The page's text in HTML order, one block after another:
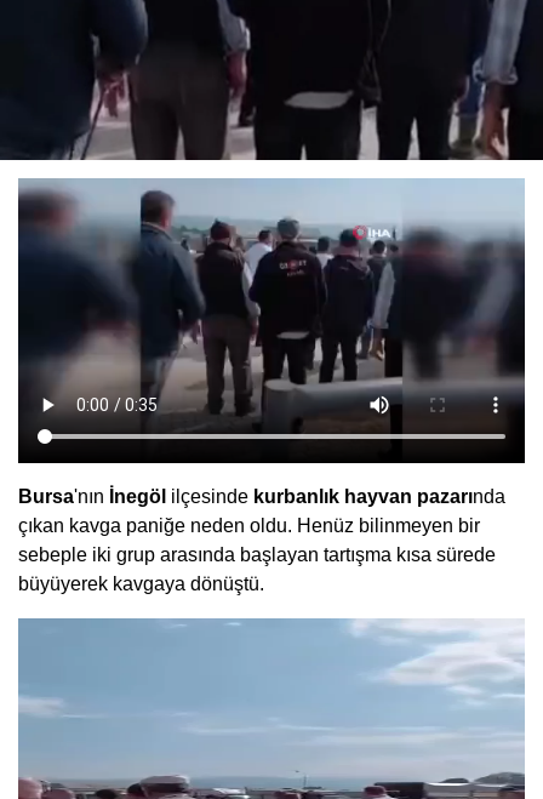
Bursa'nın İnegöl ilçesinde kurbanlık hayvan pazarında
çıkan kavga paniğe neden oldu. Henüz bilinmeyen bir
sebeple iki grup arasında başlayan tartışma kısa sürede
büyüyerek kavgaya dönüştü.